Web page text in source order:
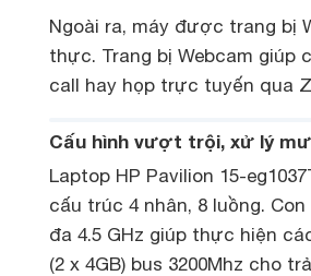
Ngoài ra, máy được trang bị
thực. Trang bị Webcam
call hay họp trực tuyến qua
Cấu hình vượt trội, xử lý
Laptop HP Pavilion 15-
cấu trúc 4 nhân, 8 luồng.
đa 4.5 GHz giúp thực hiện
(2 x 4GB) bus 3200Mhz cho